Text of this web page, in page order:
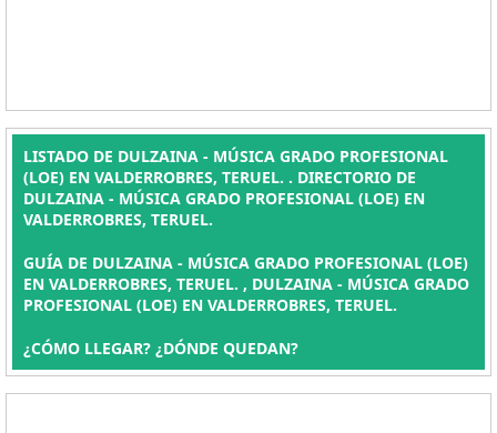
LISTADO DE DULZAINA - MÚSICA GRADO PROFESIONAL
(LOE) EN VALDERROBRES, TERUEL. . DIRECTORIO DE
DULZAINA - MÚSICA GRADO PROFESIONAL (LOE) EN
VALDERROBRES, TERUEL.
GUÍA DE DULZAINA - MÚSICA GRADO PROFESIONAL (LOE)
EN VALDERROBRES, TERUEL. , DULZAINA - MÚSICA GRADO
PROFESIONAL (LOE) EN VALDERROBRES, TERUEL.
¿CÓMO LLEGAR? ¿DÓNDE QUEDAN?